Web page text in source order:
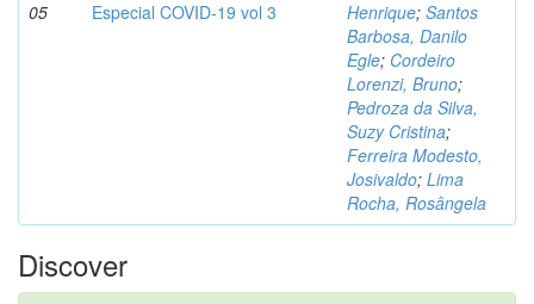
05 Especial COVID-19 vol 3 Henrique; Santos
Barbosa, Danilo
Egle; Cordeiro
Lorenzi, Bruno;
Pedroza da Silva,
Suzy Cristina;
Ferreira Modesto,
Josivaldo; Lima
Rocha, Rosângela
Discover